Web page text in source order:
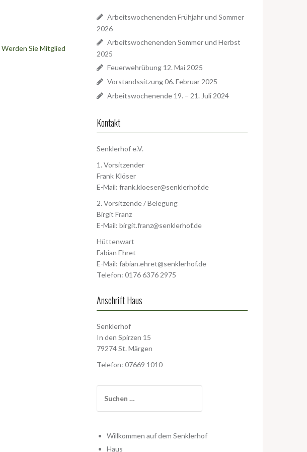
Werden Sie Mitglied
Arbeitswochenenden Frühjahr und Sommer
2026
Arbeitswochenenden Sommer und Herbst
2025
Feuerwehrübung 12. Mai 2025
Vorstandssitzung 06. Februar 2025
Arbeitswochenende 19. – 21. Juli 2024
Kontakt
Senklerhof e.V.
1. Vorsitzender
Frank Klöser
E-Mail: frank.kloeser@senklerhof.de
2. Vorsitzende / Belegung
Birgit Franz
E-Mail: birgit.franz@senklerhof.de
Hüttenwart
Fabian Ehret
E-Mail: fabian.ehret@senklerhof.de
Telefon: 0176 6376 2975
Anschrift Haus
Senklerhof
In den Spirzen 15
79274 St. Märgen
Telefon: 07669 1010
nach:
Willkommen auf dem Senklerhof
Haus